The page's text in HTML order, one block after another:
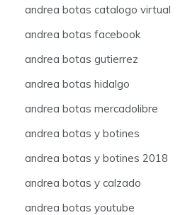
andrea botas catalogo virtual
andrea botas facebook
andrea botas gutierrez
andrea botas hidalgo
andrea botas mercadolibre
andrea botas y botines
andrea botas y botines 2018
andrea botas y calzado
andrea botas youtube